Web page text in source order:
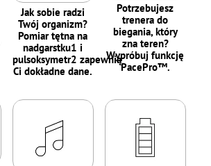
Jak sobie radzi
Twój organizm?
Pomiar tętna na
nadgarstku1 i
pulsoksymetr2 zapewnią
Ci dokładne dane.
Potrzebujesz
trenera do
biegania, który
zna teren?
Wypróbuj funkcję
PacePro™.